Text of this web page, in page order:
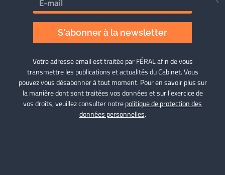
S'abonner à la newsletter
Votre adresse email est traitée par FÉRAL afin de vous
transmettre les publications et actualités du Cabinet. Vous
pouvez vous désabonner à tout moment. Pour en savoir plus sur
la manière dont sont traitées vos données et sur l’exercice de
vos droits, veuillez consulter notrepolitique de protection des
données personnelles.